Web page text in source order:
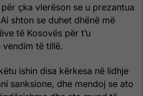
çka vlerëson se u prezantua
shton se duhet dhënë më
të Kosovës për t’u
të tillë.
ishin disa kërkesa në lidhje
sanksione, dhe mendoj se ato